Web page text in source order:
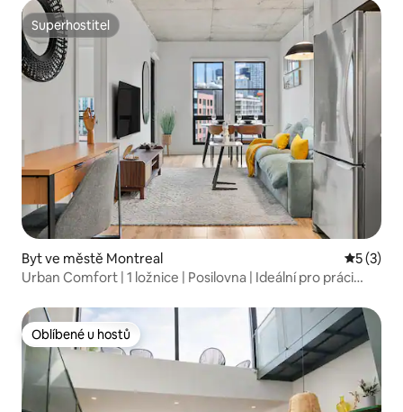
Superhostitel
Superhostitel
Byt ve městě Montreal
5 (3)
Urban Comfort | 1 ložnice | Posilovna | Ideální pro práci
Oblíbené u hostů
Oblíbené u hostů